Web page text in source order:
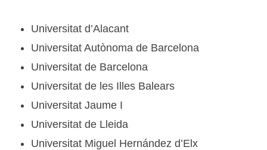
Universitat d’Alacant
Universitat Autònoma de Barcelona
Universitat de Barcelona
Universitat de les Illes Balears
Universitat Jaume I
Universitat de Lleida
Universitat Miguel Hernández d’Elx